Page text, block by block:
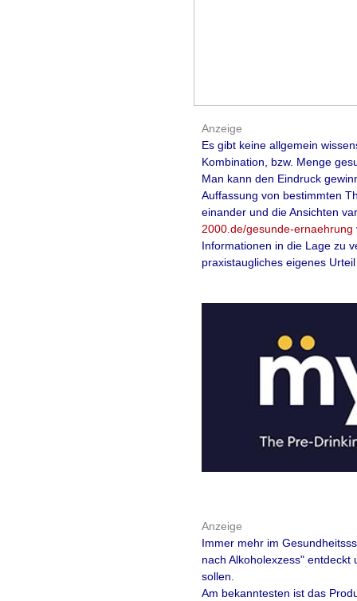
Anzeige
Es gibt keine allgemein
Kombination, bzw. Menge
Man kann den Eindruck
Auffassung von bestimmten
einander und die Ansichten
2000.de/gesunde-ernaehrung
Informationen in die Lage zu
praxistaugliches eigenes
Anzeige
Immer mehr im
nach Alkoholexzess"
sollen.
Am bekanntesten ist das